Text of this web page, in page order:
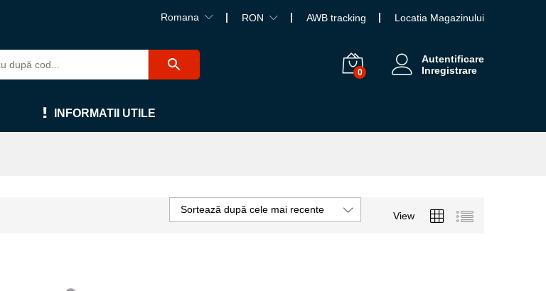
Romana RON AWB tracking Locatia Magazinului
0
Autentificare
Inregistrare
INFORMATII UTILE
View
Sortează după cele mai recente